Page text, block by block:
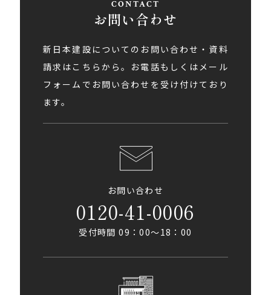
お問い合わせ
新日本建設についてのお問い合わせ・資料
請求はこちらから。お電話もしくはメール
フォームでお問い合わせを受け付けており
ます。
お問い合わせ
0120-41-0006
受付時間 09：00〜18：00